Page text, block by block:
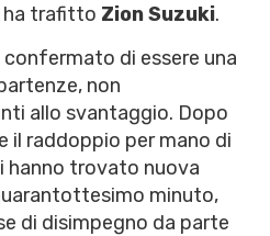
ha trafitto Zion Suzuki.
di essere una
non
allo svantaggio. Dopo
il raddoppio per mano di
hanno trovato nuova
minuto,
di disimpegno da parte